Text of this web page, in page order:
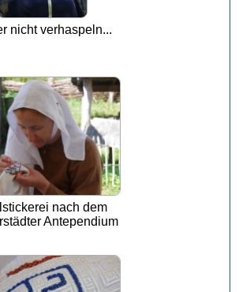
nicht verhaspeln...
nach dem
Antependium